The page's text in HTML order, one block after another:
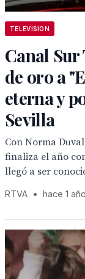
TELEVISION
Canal Sur
de oro a
eterna y
Sevilla
Con Norma
finaliza el año
llegó a ser
RTVA • hace 1 año